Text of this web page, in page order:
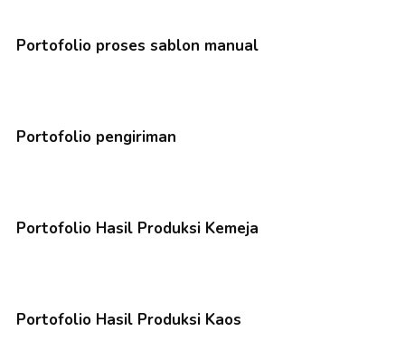
Portofolio proses sablon manual
Portofolio pengiriman
Portofolio Hasil Produksi Kemeja
Portofolio Hasil Produksi Kaos